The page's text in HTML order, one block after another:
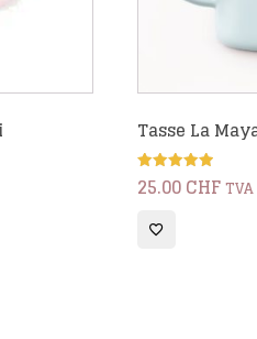
Tasse La
Note
5.00
25.00CHF